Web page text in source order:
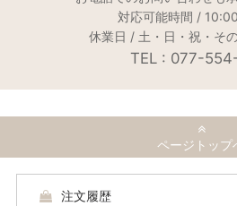
対応可能時間 /
休業日 / 土・日・祝・そ
TEL : 077-
ページトップ
注文履歴